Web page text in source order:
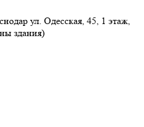
ул. Одесская, 45, 1 этаж,
здания)